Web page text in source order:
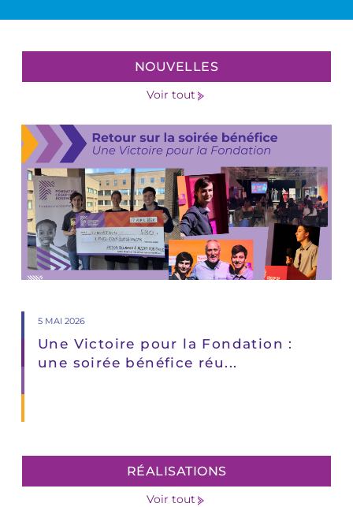
NOUVELLES
Voir tout
5 MAI 2026
Une Victoire pour la Fondation :
une soirée bénéfice réu...
RÉALISATIONS
Voir tout